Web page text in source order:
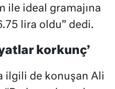
ile ideal gramajına
lira oldu” dedi.
korkunç’
ilgili de konuşan Ali